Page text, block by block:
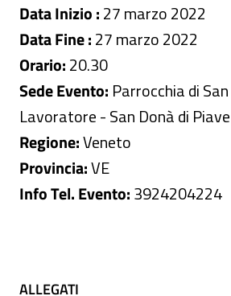
Data Inizio :27 marzo 2022
Data Fine :27 marzo 2022
Orario:20.30
Sede Evento: Parrocchia di
Lavoratore - San Donà di Piave
Regione:Veneto
Provincia:VE
Info Tel. Evento:3924204224
ALLEGATI